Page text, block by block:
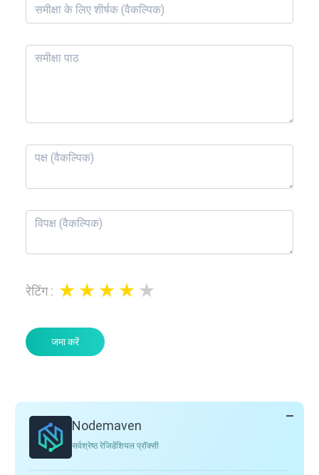
रेटिंग:
जमा करें
Nodemaven
सर्वश्रेष्ठ रेजिडेंशियल प्रॉक्सी